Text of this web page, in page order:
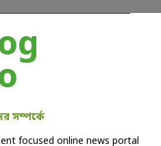
সম্পর্কে
focused online news portal